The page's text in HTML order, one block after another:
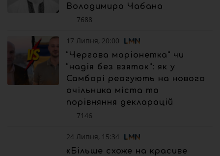
Володимира Чабана
7688
17 Липня, 20:00
“Чергова маріонетка” чи
“надія без взяток”: як у
Самборі реагують на нового
очільника міста та
порівняння декларацій
7146
24 Липня, 15:34
«Більше схоже на красиве